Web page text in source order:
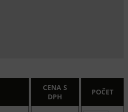
CENA S
DPH
POČET